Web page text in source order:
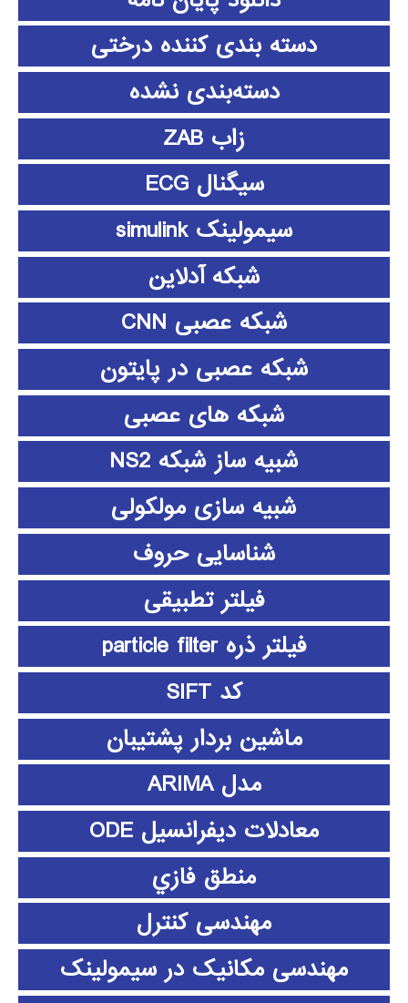
دسته بندی کننده درختی
دسته‌بندی نشده
زاب ZAB
سیگنال ECG
سیمولینک simulink
شبکه آدلاین
شبکه عصبی CNN
شبکه عصبی در پایتون
شبکه های عصبی
شبیه ساز شبکه NS2
شبیه سازی مولکولی
شناسایی حروف
فیلتر تطبیقی
فیلتر ذره particle filter
کد SIFT
ماشین بردار پشتیبان
مدل ARIMA
معادلات دیفرانسیل ODE
منطق فازي
مهندسی کنترل
مهندسی مکانیک در سیمولینک